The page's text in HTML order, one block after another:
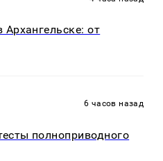
от
6 часов назад
полноприводного